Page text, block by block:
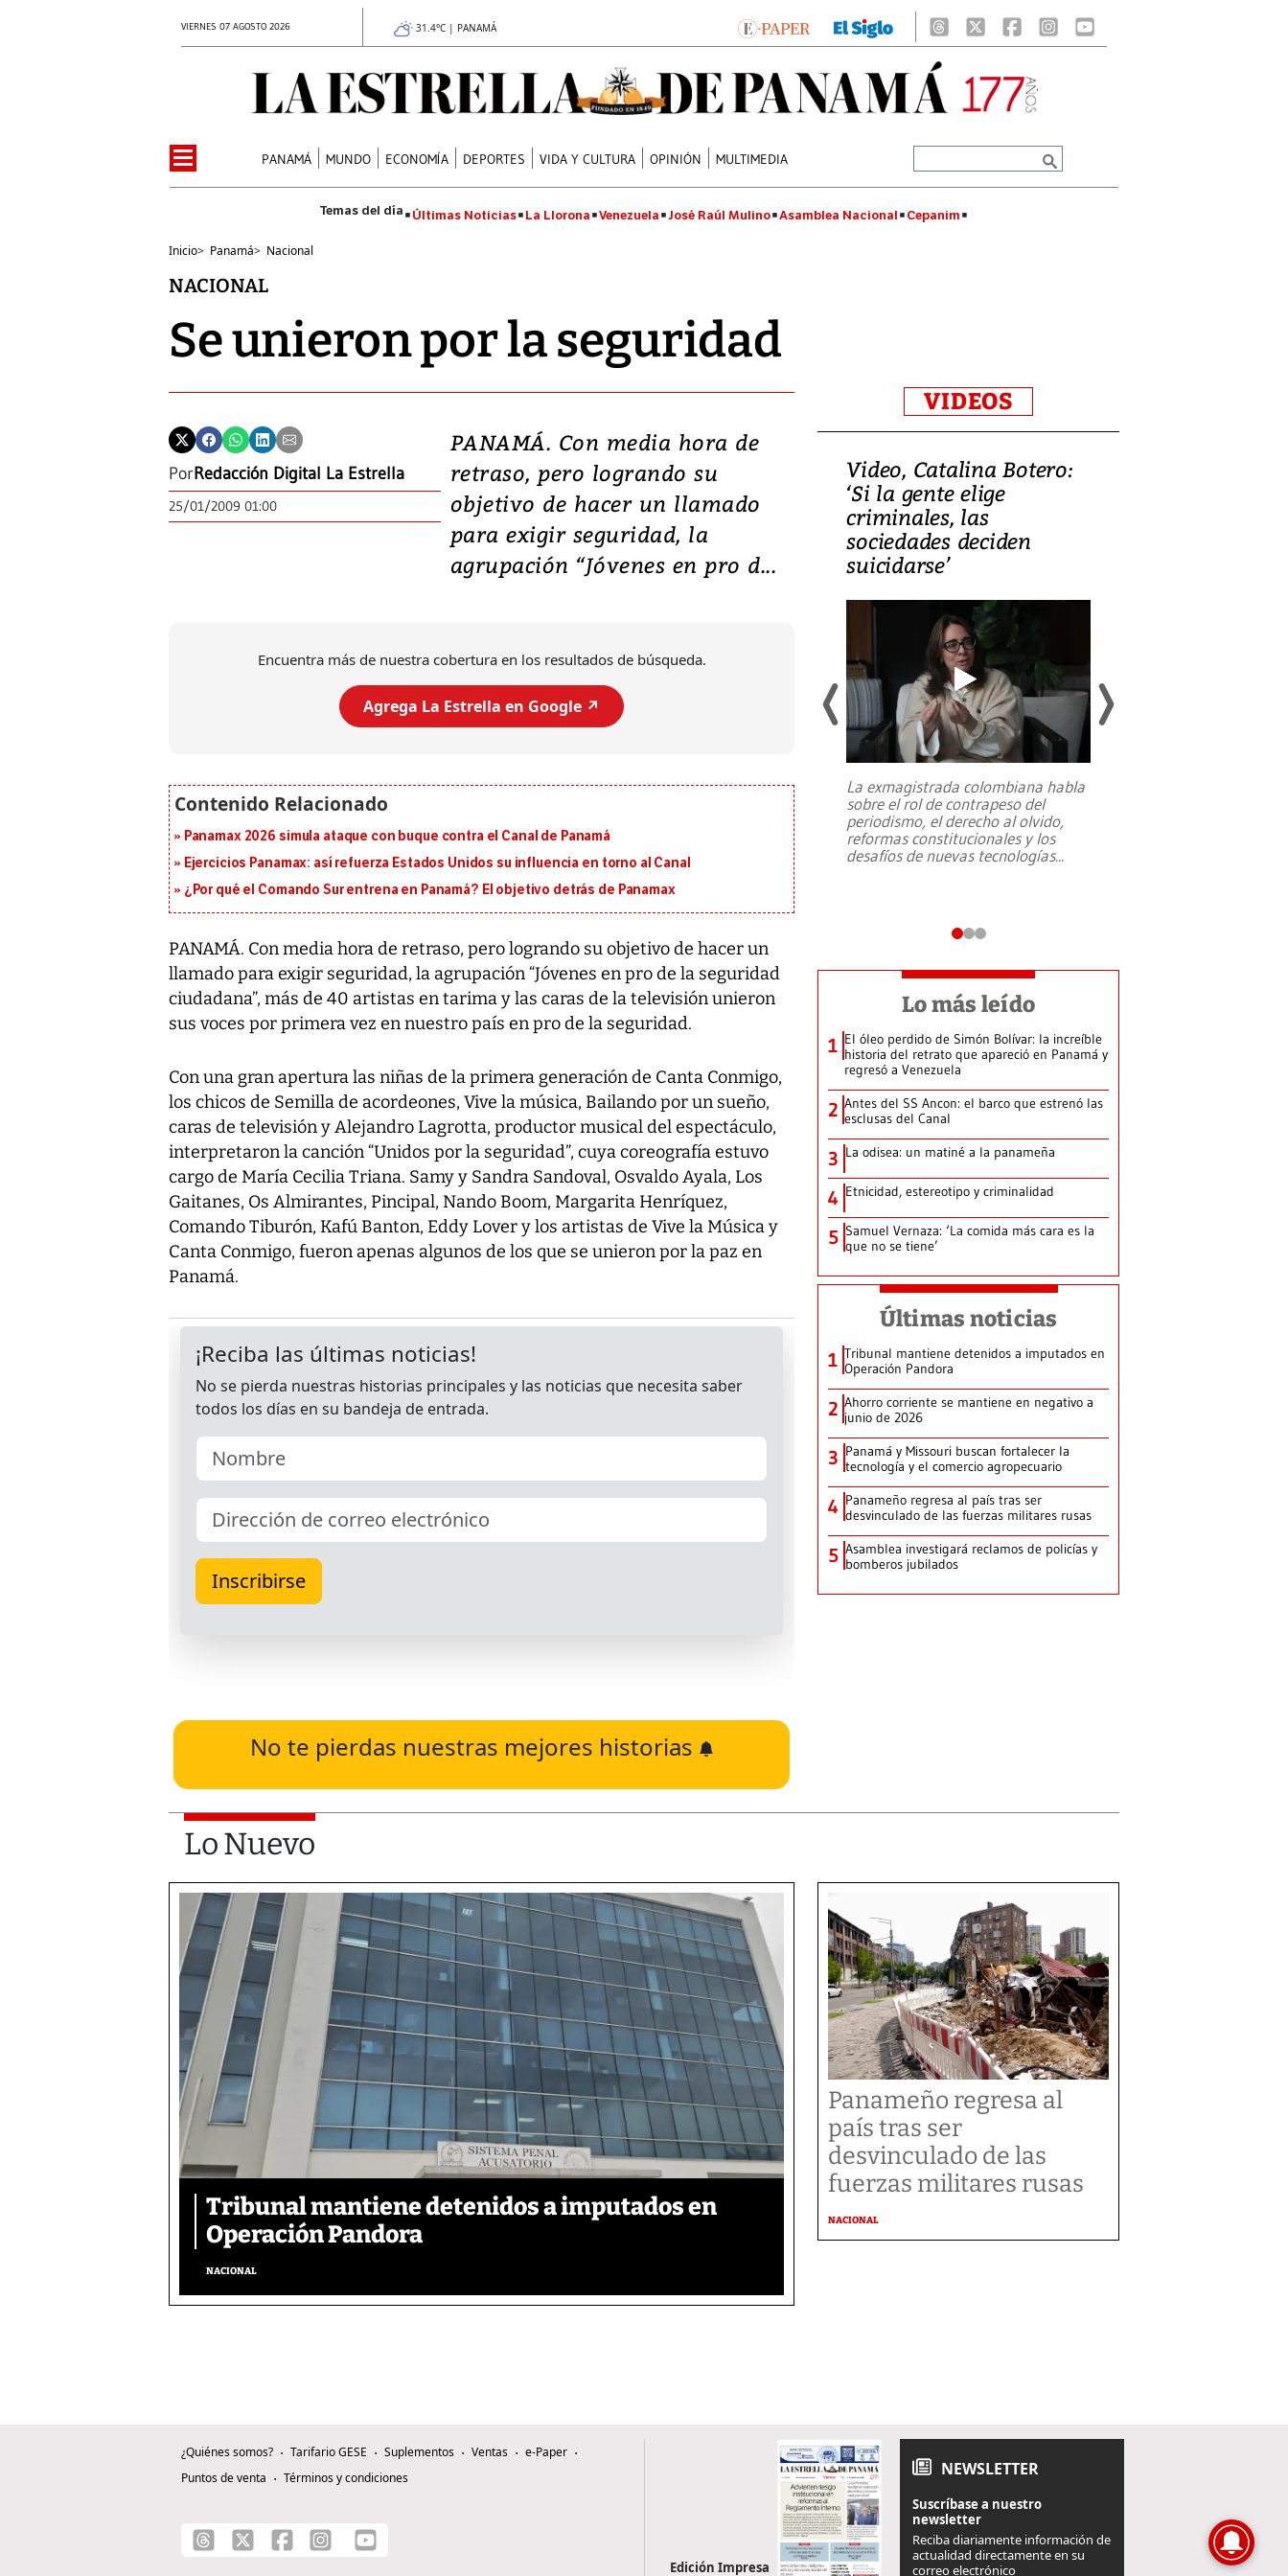
VIERNES 07 AGOSTO 2026 31.4°C | PANAMÁ
PANAMÁ MUNDO ECONOMÍA DEPORTES VIDA Y CULTURA OPINIÓN MULTIMEDIA
Últimas Noticias La Llorona Venezuela José Raúl Mulino Asamblea Nacional Cepanim
Inicio> Panamá> Nacional
NACIONAL
Se unieron por la seguridad
PorRedacción Digital La Estrella
25/01/2009 01:00
PANAMÁ. Con media hora de
retraso, pero logrando su
objetivo de hacer un llamado
para exigir seguridad, la
agrupación “Jóvenes en pro d...
Encuentra más de nuestra cobertura en los resultados de búsqueda.
Agrega La Estrella en Google ↗️
Panamax 2026 simula ataque con buque contra el Canal de Panamá
Ejercicios Panamax: así refuerza Estados Unidos su influencia en torno al Canal
¿Por qué el Comando Sur entrena en Panamá? El objetivo detrás de Panamax
PANAMÁ. Con media hora de retraso, pero logrando su objetivo de hacer un
llamado para exigir seguridad, la agrupación “Jóvenes en pro de la seguridad
ciudadana”, más de 40 artistas en tarima y las caras de la televisión unieron
sus voces por primera vez en nuestro país en pro de la seguridad.
Con una gran apertura las niñas de la primera generación de Canta Conmigo,
los chicos de Semilla de acordeones, Vive la música, Bailando por un sueño,
caras de televisión y Alejandro Lagrotta, productor musical del espectáculo,
interpretaron la canción “Unidos por la seguridad”, cuya coreografía estuvo
cargo de María Cecilia Triana. Samy y Sandra Sandoval, Osvaldo Ayala, Los
Gaitanes, Os Almirantes, Pincipal, Nando Boom, Margarita Henríquez,
Comando Tiburón, Kafú Banton, Eddy Lover y los artistas de Vive la Música y
Canta Conmigo, fueron apenas algunos de los que se unieron por la paz en
Panamá.
No te pierdas nuestras mejores historias
VIDEOS
Video, Japón: Terremoto
deja heridos y graves
daños en Kumamoto
al sur de Japón, provocando una
Video, Catalina Botero:
‘Si la gente elige
criminales, las
sociedades deciden
suicidarse’
La exmagistrada colombiana habla
sobre el rol de contrapeso del
periodismo, el derecho al olvido,
reformas constitucionales y los
desafíos de nuevas tecnologías...
Lo más leído
1 El óleo perdido de Simón Bolívar: la increíble
historia del retrato que apareció en Panamá y
regresó a Venezuela
2 Antes del SS Ancon: el barco que estrenó las
esclusas del Canal
3 La odisea: un matiné a la panameña
4 Etnicidad, estereotipo y criminalidad
5 Samuel Vernaza: ‘La comida más cara es la
que no se tiene’
Últimas noticias
1 Tribunal mantiene detenidos a imputados en
Operación Pandora
2 Ahorro corriente se mantiene en negativo a
junio de 2026
3 Panamá y Missouri buscan fortalecer la
tecnología y el comercio agropecuario
4 Panameño regresa al país tras ser
desvinculado de las fuerzas militares rusas
5 Asamblea investigará reclamos de policías y
bomberos jubilados
Lo Nuevo
Tribunal mantiene detenidos a imputados en
Operación Pandora
NACIONAL
Panameño regresa al
país tras ser
desvinculado de las
fuerzas militares rusas
NACIONAL
¿Quiénes somos? Tarifario GESE Suplementos Ventas
e-Paper
Puntos de venta
Términos y condiciones
Edición Impresa
NEWSLETTER
Suscríbase a nuestro
newsletter
Reciba diariamente información de
actualidad directamente en su
correo electrónico